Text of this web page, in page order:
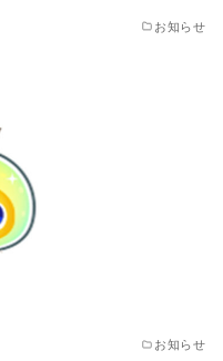
お知らせ
お知らせ